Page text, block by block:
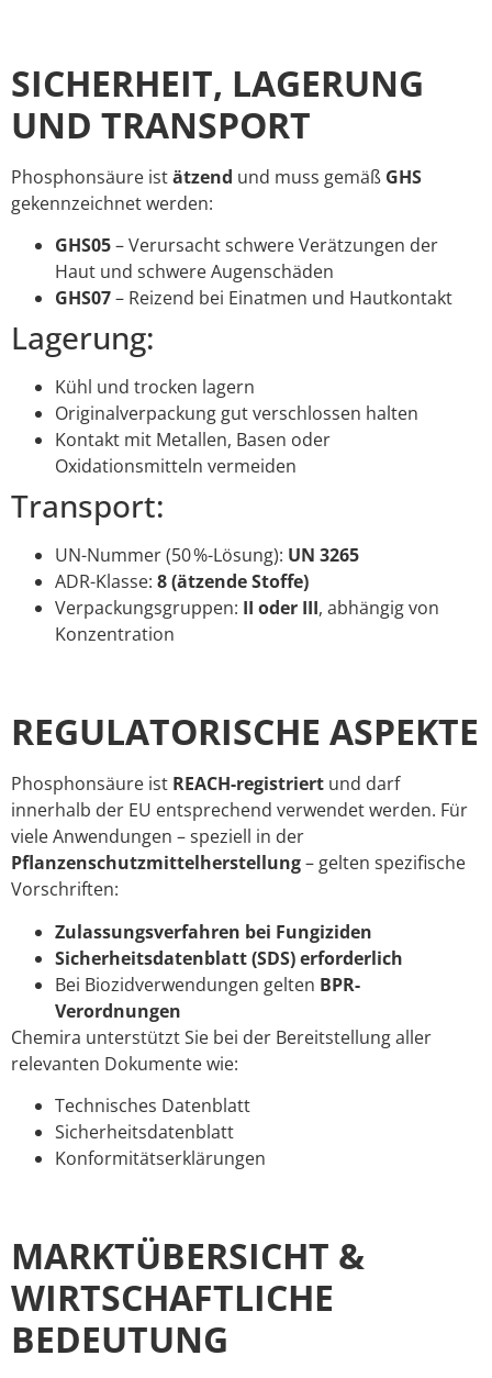
SICHERHEIT, LAGERUNG
UND TRANSPORT
Phosphonsäure istätzend und muss gemäß GHS
gekennzeichnet werden:
GHS05– Verursacht schwere Verätzungen der
Haut und schwere Augenschäden
GHS07– Reizend bei Einatmen und Hautkontakt
Lagerung:
Kühl und trocken lagern
Originalverpackung gut verschlossen halten
Kontakt mit Metallen, Basen oder
Oxidationsmitteln vermeiden
Transport:
UN-Nummer (50 %-Lösung): UN 3265
ADR-Klasse: 8 (ätzende Stoffe)
Verpackungsgruppen: II oder III, abhängig von
Konzentration
REGULATORISCHE ASPEKTE
Phosphonsäure ist REACH-registriert und darf
innerhalb der EU entsprechend verwendet werden. Für
viele Anwendungen – speziell in der
Pflanzenschutzmittelherstellung– gelten spezifische
Vorschriften:
Zulassungsverfahren bei Fungiziden
Sicherheitsdatenblatt (SDS) erforderlich
Bei Biozidverwendungen gelten BPR-
Verordnungen
Chemira unterstützt Sie bei der Bereitstellung aller
relevanten Dokumente wie:
Technisches Datenblatt
Sicherheitsdatenblatt
Konformitätserklärungen
MARKTÜBERSICHT &
WIRTSCHAFTLICHE
BEDEUTUNG